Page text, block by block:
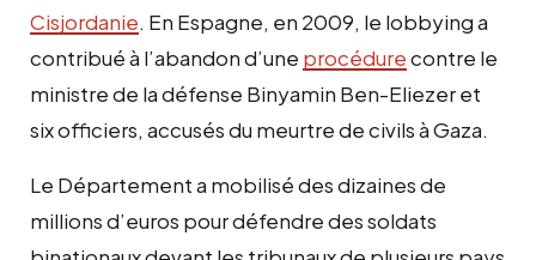
Cisjordanie. En Espagne, en 2009, le lobbying a
contribué à l’abandon d’une procédurecontre le
ministre de la défense Binyamin Ben-Eliezer et
six officiers, accusés du meurtre de civils à Gaza.
Le Département a mobilisé des dizaines de
millions d’euros pour défendre des soldats